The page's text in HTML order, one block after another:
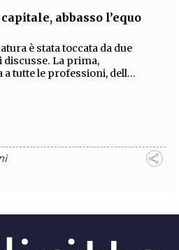
abbasso l’equo
è stata toccata da due
discusse. La prima,
a tutte le professioni, dell...